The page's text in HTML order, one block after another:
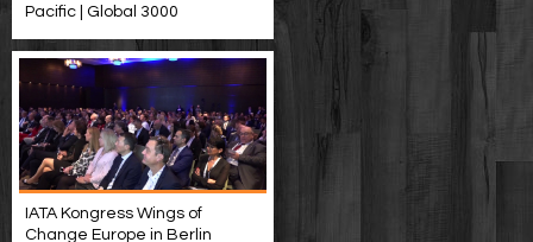
Pacific | Global 3000
IATA Kongress Wings of
Change Europe in Berlin